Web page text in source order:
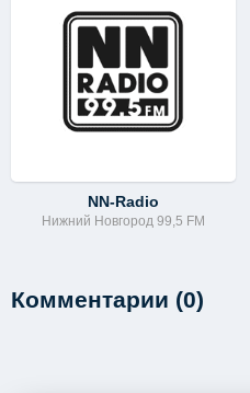
NN-Radio
Нижний Новгород 99,5 FM
Комментарии (0)